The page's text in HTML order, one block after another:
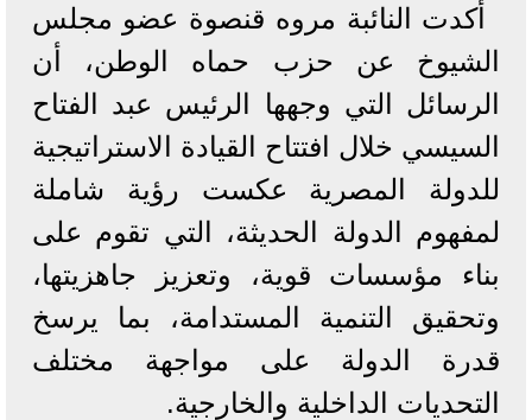
أكدت النائبة مروه قنصوة عضو مجلس
الشيوخ عن حزب حماه الوطن، أن
الرسائل التي وجهها الرئيس عبد الفتاح
السيسي خلال افتتاح القيادة الاستراتيجية
للدولة المصرية عكست رؤية شاملة
لمفهوم الدولة الحديثة، التي تقوم على
بناء مؤسسات قوية، وتعزيز جاهزيتها،
وتحقيق التنمية المستدامة، بما يرسخ
قدرة الدولة على مواجهة مختلف
التحديات الداخلية والخارجية.